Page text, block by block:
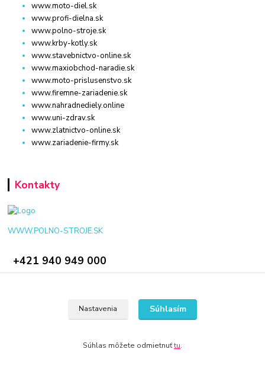
www.moto-diel.sk
www.profi-dielna.sk
www.polno-stroje.sk
www.krby-kotly.sk
www.stavebnictvo-online.sk
www.maxiobchod-naradie.sk
www.moto-prislusenstvo.sk
www.firemne-zariadenie.sk
www.nahradnediely.online
www.uni-zdrav.sk
www.zlatnictvo-online.sk
www.zariadenie-firmy.sk
Kontakty
WWW.POLNO-STROJE.SK
+421 940 949 000
Nastavenia Súhlasím
Súhlas môžete odmietnuťtu.